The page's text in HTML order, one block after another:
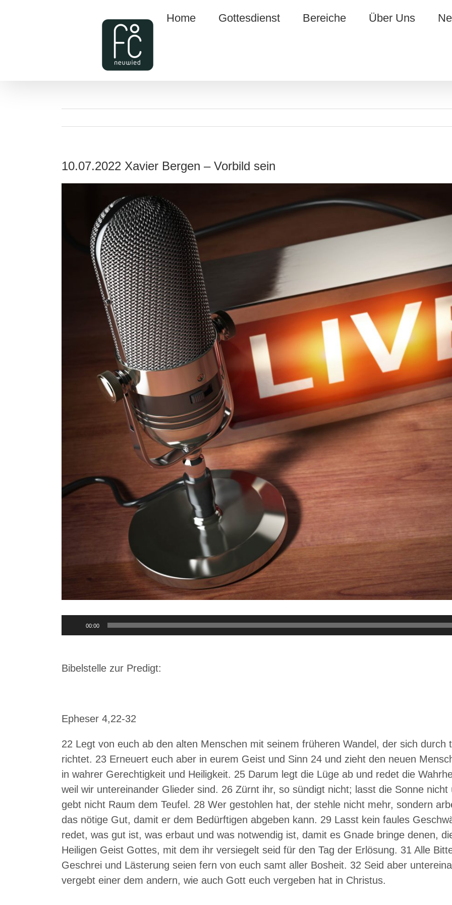
Home Gottesdienst Bereiche Über Uns
10.07.2022 Xavier Bergen – Vorbild sein
Audio-
Player
00:00
Bibelstelle zur Predigt:
Epheser 4,22-32
22 Legt von euch ab den alten Menschen mit seinem früheren Wandel, der sich durch
richtet. 23 Erneuert euch aber in eurem Geist und Sinn 24 und zieht den neuen
in wahrer Gerechtigkeit und Heiligkeit. 25 Darum legt die Lüge ab und redet die
weil wir untereinander Glieder sind. 26 Zürnt ihr, so sündigt nicht; lasst die Sonne
gebt nicht Raum dem Teufel. 28 Wer gestohlen hat, der stehle nicht mehr, sondern
das nötige Gut, damit er dem Bedürftigen abgeben kann. 29 Lasst kein faules
redet, was gut ist, was erbaut und was notwendig ist, damit es Gnade bringe denen,
Heiligen Geist Gottes, mit dem ihr versiegelt seid für den Tag der Erlösung. 31 Alle
Geschrei und Lästerung seien fern von euch samt aller Bosheit. 32 Seid aber
vergebt einer dem andern, wie auch Gott euch vergeben hat in Christus.